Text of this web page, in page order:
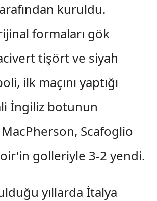
kuruldu.
formaları gök
tişört ve siyah
ilk maçını yaptığı
İngiliz botunun
Scafoglio
golleriyle 3-2 yendi.
yıllarda İtalya